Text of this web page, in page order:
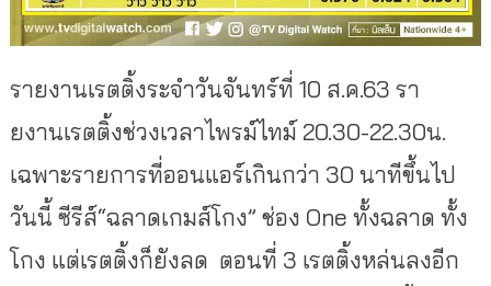
รายงานเรตติ้งระจำวันจันทร์ที่ 10 ส.ค.63 รา
ยงานเรตติ้งช่วงเวลาไพรม์ไทม์ 20.30-22.30น.
เฉพาะรายการที่ออนแอร์เกินกว่า 30 นาทีขึ้นไป
วันนี้ ซีรีส์“ฉลาดเกมส์โกง” ช่อง One ทั้งฉลาด ทั้ง
โกง แต่เรตติ้งก็ยังลด ตอนที่ 3 เรตติ้งหล่นลงอีก